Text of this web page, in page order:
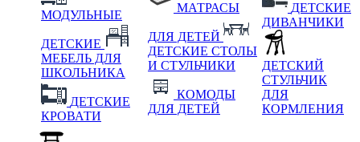
МОДУЛЬНЫЕ
ДЕТСКИЕ
МЕБЕЛЬ ДЛЯ
ШКОЛЬНИКА
ДЕТСКИЕ
КРОВАТИ
МАТРАСЫ
ДЛЯ ДЕТЕЙ
ДЕТСКИЕ СТОЛЫ
И СТУЛЬЧИКИ
КОМОДЫ
ДЛЯ ДЕТЕЙ
ДЕТСКИЕ
ДИВАНЧИКИ
ДЕТСКИЙ
СТУЛЬЧИК
ДЛЯ
КОРМЛЕНИЯ